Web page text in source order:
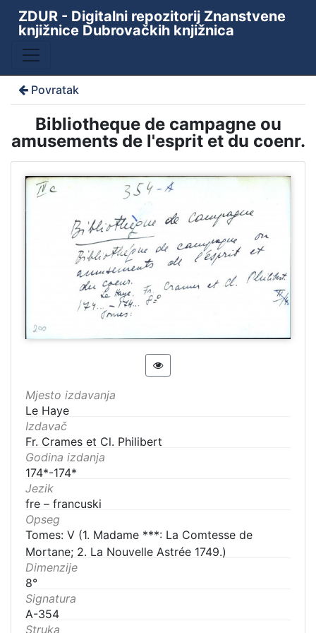
ZDUR - Digitalni repozitorij Znanstvene
knjižnice Dubrovačkih knjižnica
Povratak
Bibliotheque de campagne ou
amusements de l'esprit et du coenr.
Mjesto izdavanja
Le Haye
Izdavač
Fr. Crames et Cl. Philibert
Godina izdanja
174*-174*
Jezik
fre – francuski
Opseg
Tomes: V (1. Madame ***: La Comtesse de
Mortane; 2. La Nouvelle Astrée 1749.)
Dimenzije
8°
Signatura
A-354
Struka